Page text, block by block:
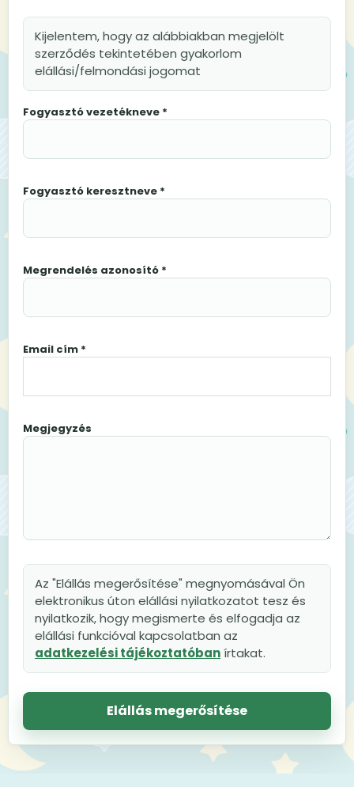
Kijelentem, hogy az alábbiakban megjelölt
szerződés tekintetében gyakorlom
elállási/felmondási jogomat
Fogyasztó vezetékneve *
Fogyasztó keresztneve *
Megrendelés azonosító *
Email cím *
Megjegyzés
Az "Elállás megerősítése" megnyomásával Ön
elektronikus úton elállási nyilatkozatot tesz és
nyilatkozik, hogy megismerte és elfogadja az
elállási funkcióval kapcsolatban az
adatkezelési tájékoztatóbanírtakat.
Elállás megerősítése